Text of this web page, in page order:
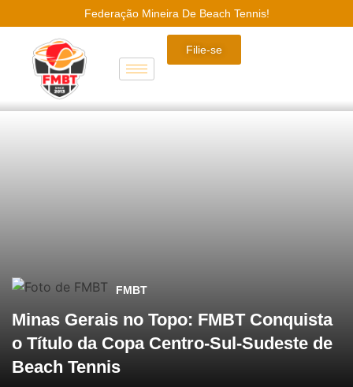
Federação Mineira De Beach Tennis!
Filie-se
FMBT
Minas Gerais no Topo: FMBT Conquista
o Título da Copa Centro-Sul-Sudeste de
Beach Tennis